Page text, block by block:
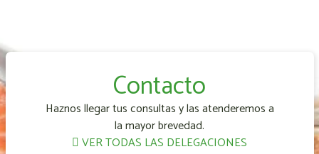
Contacto
Haznos llegar tus consultas y las atenderemos a
la mayor brevedad.
VER TODAS LAS DELEGACIONES